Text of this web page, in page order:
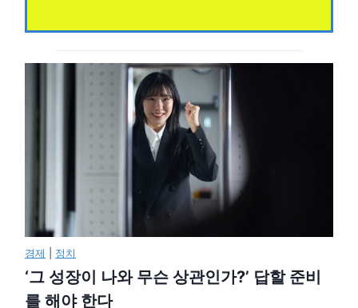
경제 정치
‘그 성장이 나와 무슨 상관인가?’ 답할 준비
를 해야 한다